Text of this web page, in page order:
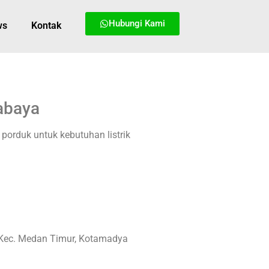
Kontak Hubungi Kami
untuk kebutuhan listrik
Medan Timur, Kotamadya